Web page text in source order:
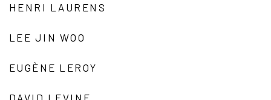
HENRI LAURENS
LEE JIN WOO
EUGÈNE LEROY
DAVID LEVINE